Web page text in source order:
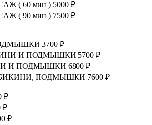
( 60 мин ) 5000 ₽
( 90 мин ) 7500 ₽
3700 ₽
И ПОДМЫШКИ 5700 ₽
И ПОДМЫШКИ 6800 ₽
ПОДМЫШКИ 7600 ₽
₽
₽
₽